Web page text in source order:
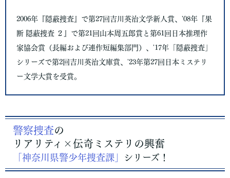
2006年『隠蔽捜査』で第27回吉川英治文学新人賞、'08年『果
断 隠蔽捜査 ２』で第21回山本周五郎賞と第61回日本推理作
家協会賞（長編および連作短編集部門）、'17年「隠蔽捜査」
シリーズで第2回吉川英治文庫賞、'23年第27回日本ミステリ
ー文学大賞を受賞。
警察捜査の
リアリティ×伝奇ミステリの興奮
「神奈川県警少年捜査課」 シリーズ！